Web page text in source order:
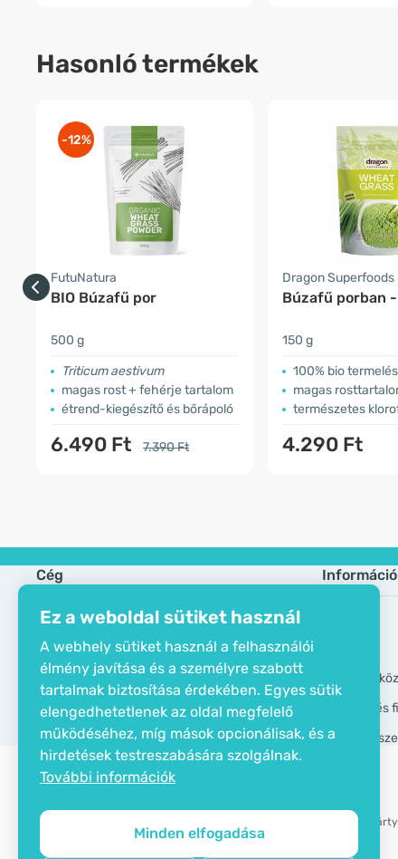
Ez a weboldal sütiket használ
A webhely sütiket használ a felhasználói
élmény javítása és a személyre szabott
tartalmak biztosítása érdekében. Egyes sütik
elengedhetetlenek az oldal megfelelő
működéséhez, míg mások opcionálisak, és a
hirdetések testreszabására szolgálnak.
További információk
Minden elfogadása
Hasonló termékek
-12%
FutuNatura
BIO Búzafű por
500 g
Triticum aestivum
magas rost + fehérje tartalom
étrend-kiegészítő és bőrápoló
6.490 Ft 7.390 Ft
Dragon Superfoods
Búzafű porban -
150 g
100% bio termelés
magas
természetes
4.290 Ft
Cég
Öko tanusítvány
Elérhetőségek
Rólunk
GDPR
Szállítási és
Általános
Copyright © 2012 - 2026   |   Be Healthy Group d.o.o.